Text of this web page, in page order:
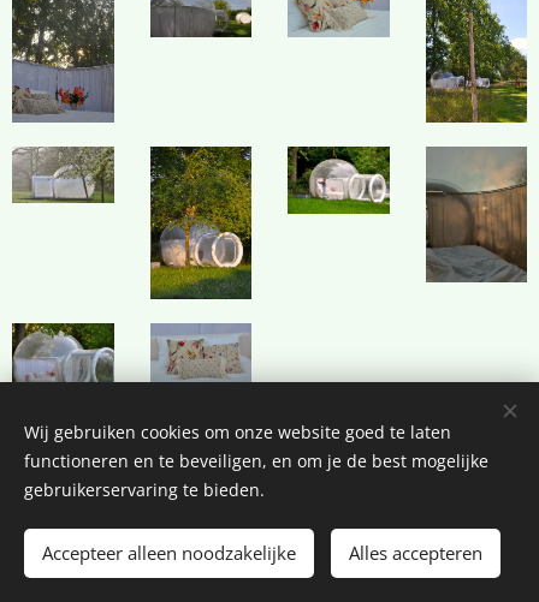
© 2025 Alle rechten voorbehouden
Cookies
Wij gebruiken cookies om onze website goed te laten
functioneren en te beveiligen, en om je de best mogelijke
gebruikerservaring te bieden.
Accepteer alleen noodzakelijke Alles accepteren